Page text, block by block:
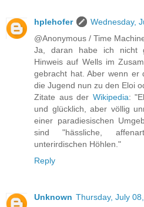
hplehofer
Wednesday,
@Anonymous / Time
Ja, daran habe ich nicht
Hinweis auf Wells im
gebracht hat. Aber wenn er
die Jugend nun zu den Eloi
Zitate aus der Wikipedia:
und glücklich, aber völlig
einer paradiesischen
sind "hässliche,
unterirdischen Höhlen."
Reply
Unknown Thursday, July